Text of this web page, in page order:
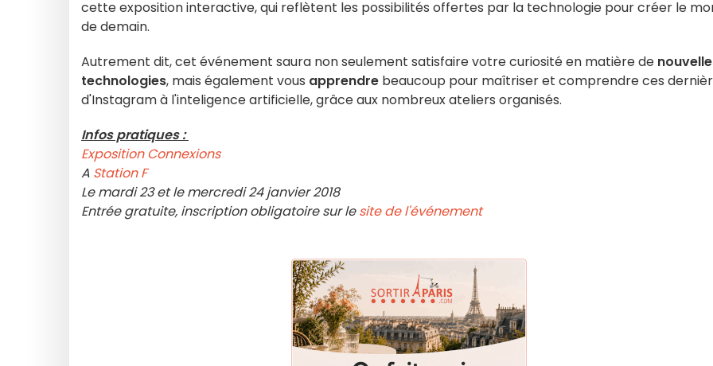
cette exposition interactive, qui reflètent les possibilités offertes par la technologie pour créer le
de demain.
Autrement dit, cet événement saura non seulement satisfaire votre curiosité en matière de
technologies, mais également vous apprendre beaucoup pour maîtriser et comprendre ces
d'Instagram à l'inteligence artificielle, grâce aux nombreux ateliers organisés.
Infos pratiques :
Exposition Connexions
A Station F
Le mardi 23 et le mercredi 24 janvier 2018
Entrée gratuite, inscription obligatoire sur lesite de l'événement